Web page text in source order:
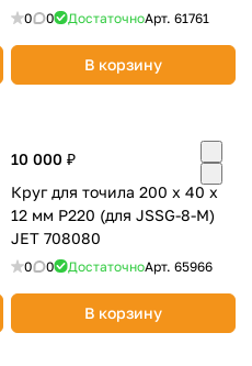
0 0 ДостаточноАрт. 61761
В корзину
10 000 ₽
Круг для точила 200 х 40 х
12 мм P220 (для JSSG-8-M)
JET 708080
0 0 ДостаточноАрт. 65966
В корзину